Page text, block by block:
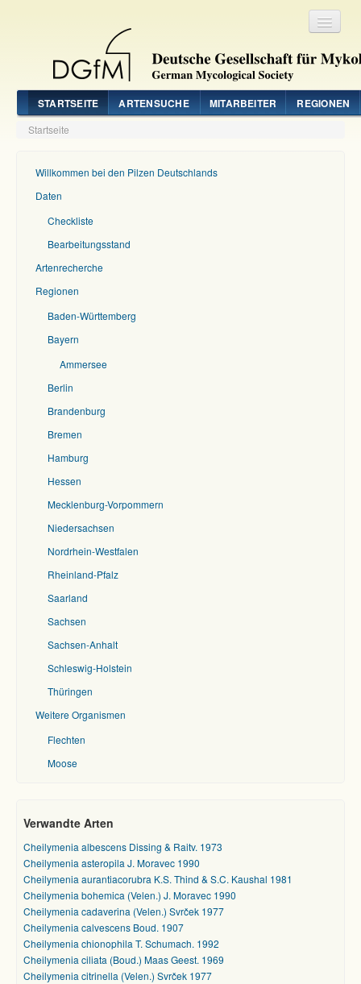
STARTSEITE ARTENSUCHE MITARBEITER REGIONEN
Startseite
Willkommen bei den Pilzen Deutschlands
Daten
Checkliste
Bearbeitungsstand
Artenrecherche
Regionen
Baden-Württemberg
Bayern
Ammersee
Berlin
Brandenburg
Bremen
Hamburg
Hessen
Mecklenburg-Vorpommern
Niedersachsen
Nordrhein-Westfalen
Rheinland-Pfalz
Saarland
Sachsen
Sachsen-Anhalt
Schleswig-Holstein
Thüringen
Weitere Organismen
Flechten
Moose
Verwandte Arten
Cheilymenia albescens Dissing & Raitv. 1973
Cheilymenia asteropila J. Moravec 1990
Cheilymenia aurantiacorubra K.S. Thind & S.C. Kaushal 1981
Cheilymenia bohemica (Velen.) J. Moravec 1990
Cheilymenia cadaverina (Velen.) Svrček 1977
Cheilymenia calvescens Boud. 1907
Cheilymenia chionophila T. Schumach. 1992
Cheilymenia ciliata (Boud.) Maas Geest. 1969
Cheilymenia citrinella (Velen.) Svrček 1977